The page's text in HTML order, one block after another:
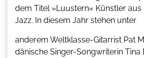
dem Titel »Luustern« Künstler aus
Jazz. In diesem Jahr stehen unter
anderem Weltklasse-Gitarrist Pat
dänische Singer-Songwriterin Tina